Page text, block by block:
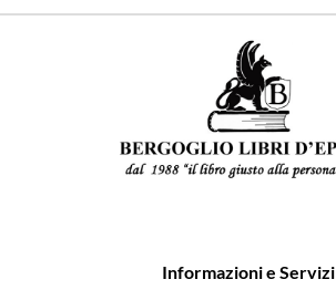
Informazioni e Servizi